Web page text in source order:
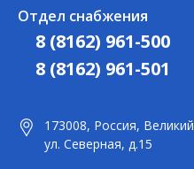
Отдел снабжения
8 (8162) 961-500
8 (8162) 961-501
173008, Россия,
ул. Северная, д.15